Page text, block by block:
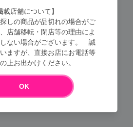
Loading...
載店舗について】
しの商品が品切れの場合がご
店舗移転・閉店等の理由によ
しない場合がございます。 誠
ますが、直接お店にお電話等
上お出かけください。
OK